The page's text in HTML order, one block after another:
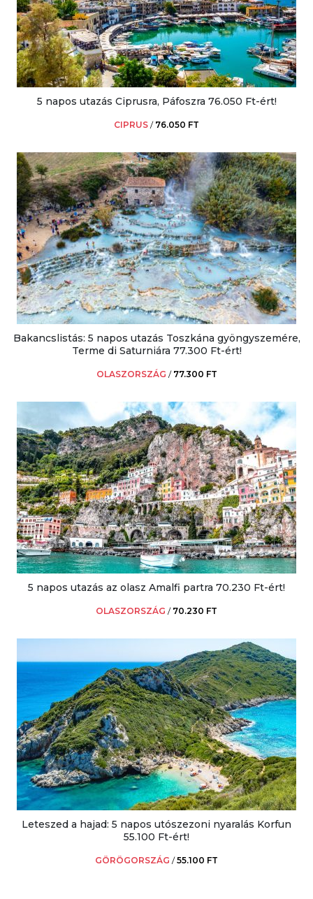
5 napos utazás Ciprusra, Páfoszra 76.050 Ft-ért!
CIPRUS / 76.050 FT
Bakancslistás: 5 napos utazás Toszkána gyöngyszemére,
Terme di Saturniára 77.300 Ft-ért!
OLASZORSZÁG / 77.300 FT
5 napos utazás az olasz Amalfi partra 70.230 Ft-ért!
OLASZORSZÁG / 70.230 FT
Leteszed a hajad: 5 napos utószezoni nyaralás Korfun
55.100 Ft-ért!
GÖRÖGORSZÁG /55.100 FT